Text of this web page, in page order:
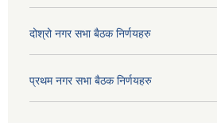
दोश्रो नगर सभा बैठक निर्णयहरु
प्रथम नगर सभा बैठक निर्णयहरु